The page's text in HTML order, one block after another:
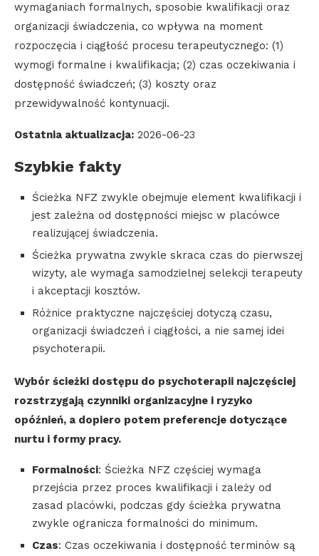
wymaganiach formalnych, sposobie kwalifikacji oraz
organizacji świadczenia, co wpływa na moment
rozpoczęcia i ciągłość procesu terapeutycznego: (1)
wymogi formalne i kwalifikacja; (2) czas oczekiwania i
dostępność świadczeń; (3) koszty oraz
przewidywalność kontynuacji.
Ostatnia aktualizacja: 2026-06-23
Szybkie fakty
Ścieżka NFZ zwykle obejmuje element kwalifikacji i
jest zależna od dostępności miejsc w placówce
realizującej świadczenia.
Ścieżka prywatna zwykle skraca czas do pierwszej
wizyty, ale wymaga samodzielnej selekcji terapeuty
i akceptacji kosztów.
Różnice praktyczne najczęściej dotyczą czasu,
organizacji świadczeń i ciągłości, a nie samej idei
psychoterapii.
Wybór ścieżki dostępu do psychoterapii najczęściej
rozstrzygają czynniki organizacyjne i ryzyko
opóźnień, a dopiero potem preferencje dotyczące
nurtu i formy pracy.
Formalności: Ścieżka NFZ częściej wymaga
przejścia przez proces kwalifikacji i zależy od
zasad placówki, podczas gdy ścieżka prywatna
zwykle ogranicza formalności do minimum.
Czas: Czas oczekiwania i dostępność terminów są